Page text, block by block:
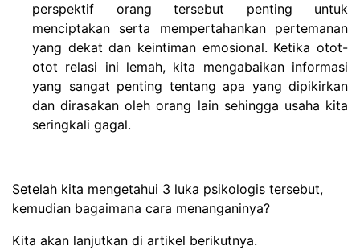
perspektif orang tersebut penting untuk
menciptakan serta mempertahankan pertemanan
yang dekat dan keintiman emosional. Ketika otot-
otot relasi ini lemah, kita mengabaikan informasi
yang sangat penting tentang apa yang dipikirkan
dan dirasakan oleh orang lain sehingga usaha kita
seringkali gagal.
Setelah kita mengetahui 3 luka psikologis tersebut,
kemudian bagaimana cara menanganinya?
Kita akan lanjutkan di artikel berikutnya.